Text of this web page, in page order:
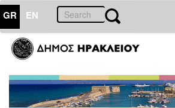
GR EN
ΔΗΜΟΣ
Υπηρεσίες
&
Φορείς